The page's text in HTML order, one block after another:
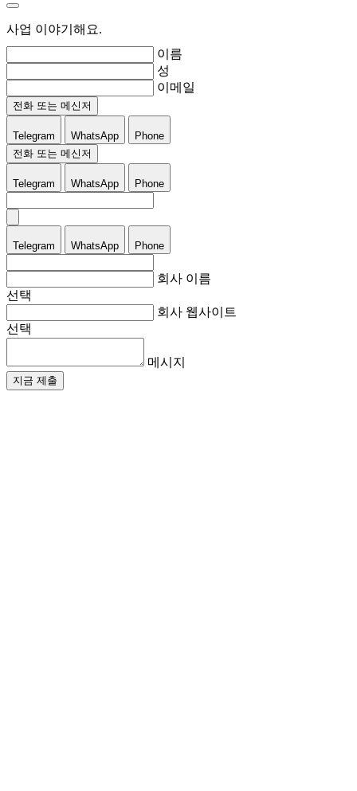
사업 이야기해요.
이름
성
이메일
전화 또는 메신저
Telegram WhatsApp
Phone
전화 또는 메신저
Telegram WhatsApp Phone
Telegram WhatsApp Phone
회사 이름
선택
회사 웹사이트
선택
메시지
지금 제출